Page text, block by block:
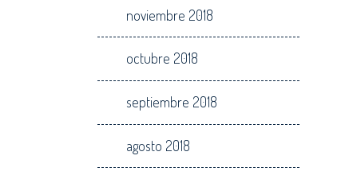
noviembre 2018
octubre 2018
septiembre 2018
agosto 2018